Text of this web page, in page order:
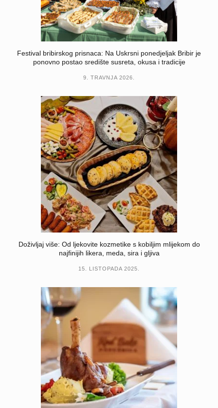
Festival bribirskog prisnaca: Na Uskrsni ponedjeljak Bribir je
ponovno postao središte susreta, okusa i tradicije
9. TRAVNJA 2026.
Doživljaj više: Od ljekovite kozmetike s kobiljim mlijekom do
najfinijih likera, meda, sira i gljiva
15. LISTOPADA 2025.